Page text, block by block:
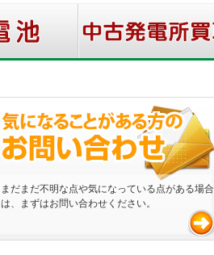
まだまだ不明な点や気になっている点がある場合
は、まずはお問い合わせください。